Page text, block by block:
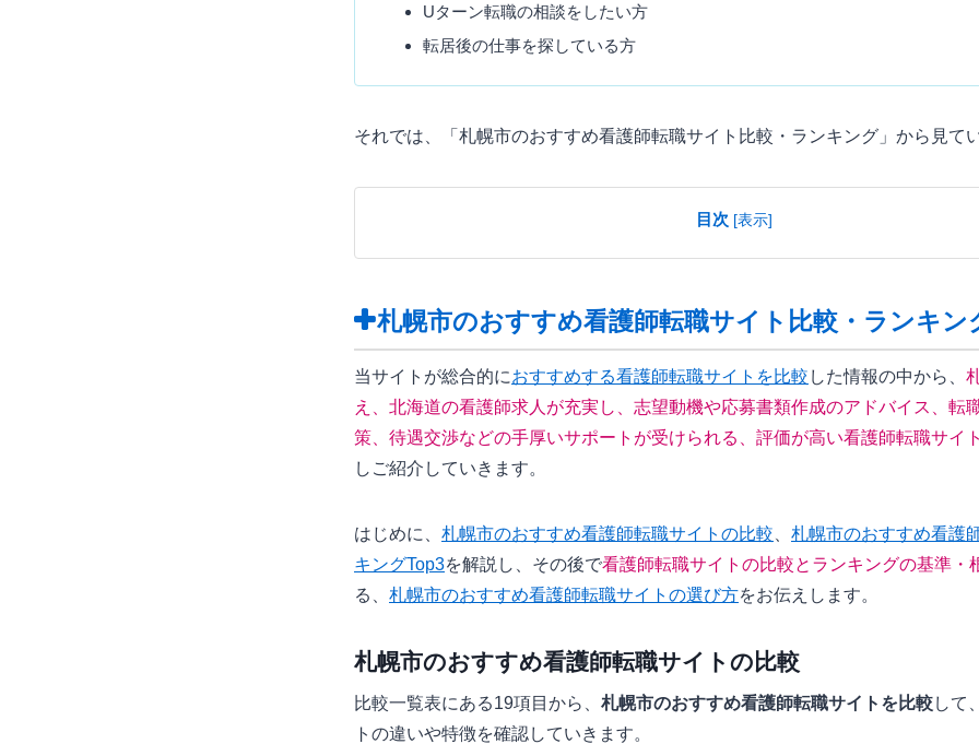
Uターン転職の相談をしたい方
転居後の仕事を探している方
それでは、「札幌市のおすすめ看護師転職サイト比較・ランキング」から見て
目次 [表示]
札幌市のおすすめ看護師転職サイト比較・ランキン
当サイトが総合的におすすめする看護師転職サイトを比較 した情報の中から、
え、北海道の看護師求人が充実し、志望動機や応募書類作成のアドバイス、転
策、待遇交渉などの手厚いサポートが受けられる、評価が高い看護師転職サイ
しご紹介していきます。
はじめに、 札幌市のおすすめ看護師転職サイトの比較
札幌市のおすすめ看護
キングTop3を解説し、その後で看護師転職サイトの比較とランキングの基準・
る、 札幌市のおすすめ看護師転職サイトの選び方をお伝えします。
札幌市のおすすめ看護師転職サイトの比較
比較一覧表にある19項目から、 札幌市のおすすめ看護師転職サイトを比較して
トの違いや特徴を確認していきます。